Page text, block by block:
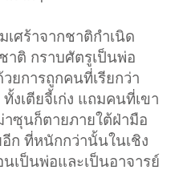
เศร้าจากชาติกำเนิด
าติ กราบศัตรูเป็นพ่อ
ยการถูกคนที่เรียกว่า
งเตียจี้เก่ง แถมคนที่เขา
ซุนก็ตายภายใต้ฝ่ามือ
ก ที่หนักกว่านั้นในเชิง
เป็นพ่อและเป็นอาจารย์